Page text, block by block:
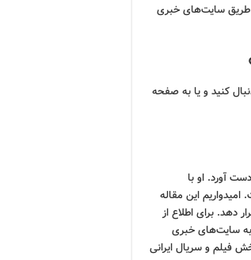
طریق سایت‌های خبری
کنید و یا به صفحه
آورد. او با
این مقاله
دهد. برای اطلاع از
به سایت‌های خبری
فیلم و سریال ایرانی